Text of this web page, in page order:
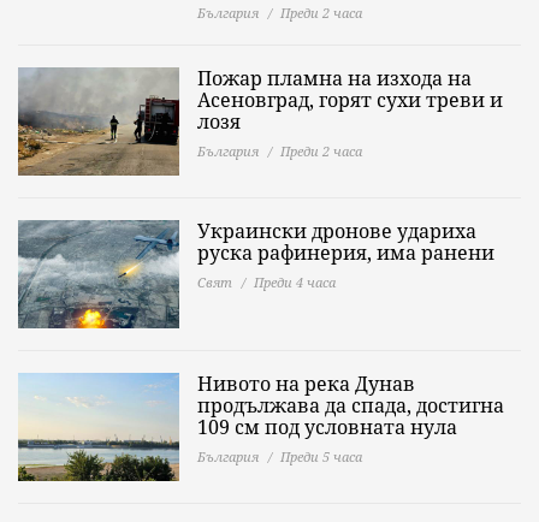
България Преди 2 часа
Пожар пламна на изхода на
Асеновград, горят сухи треви и
лозя
България Преди 2 часа
Украински дронове удариха
руска рафинерия, има ранени
Свят Преди 4 часа
Нивото на река Дунав
продължава да спада, достигна
109 см под условната нула
България Преди 5 часа